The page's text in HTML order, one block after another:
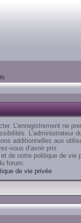
L’enregistrement ne
L’administrateur
additionnelles aux
vous d’avoir pris
de notre politique de vie
forum.
de vie privée